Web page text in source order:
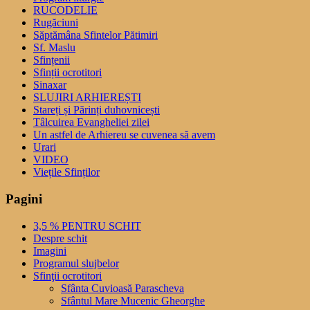
RUCODELIE
Rugăciuni
Săptămâna Sfintelor Pătimiri
Sf. Maslu
Sfințenii
Sfinții ocrotitori
Sinaxar
SLUJIRI ARHIEREȘTI
Stareți și Părinți duhovnicești
Tâlcuirea Evangheliei zilei
Un astfel de Arhiereu se cuvenea să avem
Urari
VIDEO
Viețile Sfinților
Pagini
3,5 % PENTRU SCHIT
Despre schit
Imagini
Programul slujbelor
Sfinţii ocrotitori
Sfânta Cuvioasă Parascheva
Sfântul Mare Mucenic Gheorghe